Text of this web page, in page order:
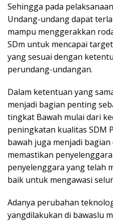
Sehingga pada
Undang-undang dapat
mampu menggerakkan
SDm untuk mencapai
yang sesuai dengan
perundang-undangan.
Dalam ketentuan yang
menjadi bagian penting
tingkat Bawah mulai dari
peningkatan kualitas SDM
bawah juga menjadi
memastikan
penyelenggara yang telah
baik untuk mengawasi
Adanya perubahan
yangdilakukan di bawaslu